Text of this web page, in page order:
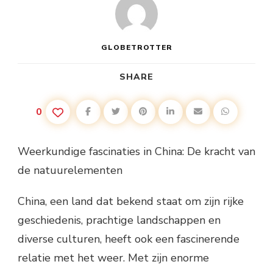
GLOBETROTTER
SHARE
0
Weerkundige fascinaties in China: De kracht van
de natuurelementen
China, een land dat bekend staat om zijn rijke
geschiedenis, prachtige landschappen en
diverse culturen, heeft ook een fascinerende
relatie met het weer. Met zijn enorme